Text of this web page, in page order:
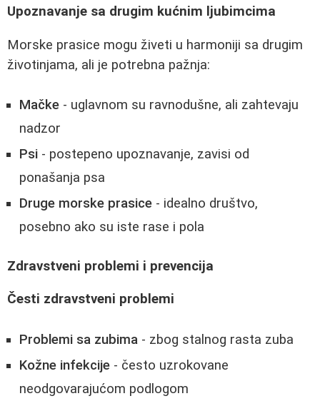
Upoznavanje sa drugim kućnim ljubimcima
Morske prasice mogu živeti u harmoniji sa drugim
životinjama, ali je potrebna pažnja:
Mačke - uglavnom su ravnodušne, ali zahtevaju
nadzor
Psi - postepeno upoznavanje, zavisi od
ponašanja psa
Druge morske prasice - idealno društvo,
posebno ako su iste rase i pola
Zdravstveni problemi i prevencija
Česti zdravstveni problemi
Problemi sa zubima - zbog stalnog rasta zuba
Kožne infekcije - često uzrokovane
neodgovarajućom podlogom